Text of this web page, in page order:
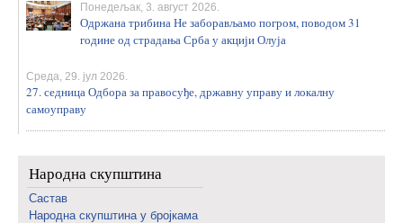
Понедељак, 3. август 2026.
Одржана трибина Не заборављамо погром, поводом 31
године од страдања Срба у акцији Олуја
Среда, 29. јул 2026.
27. седница Одбора за правосуђе, државну управу и локалну
самоуправу
Народна скупштина
Састав
Народна скупштина у бројкама